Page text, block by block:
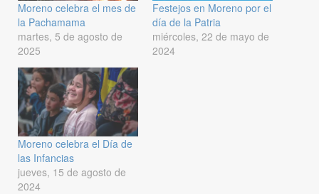
Moreno celebra el mes de
la Pachamama
martes, 5 de agosto de
2025
Festejos en Moreno por el
día de la Patria
miércoles, 22 de mayo de
2024
Moreno celebra el Día de
las Infancias
jueves, 15 de agosto de
2024